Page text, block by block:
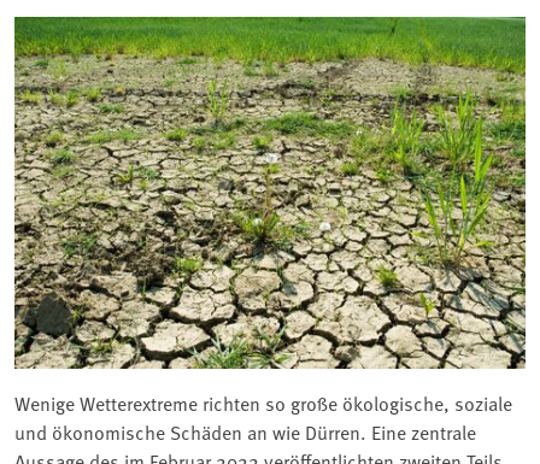
Wenige Wetterextreme richten so große ökologische, soziale
und ökonomische Schäden an wie Dürren. Eine zentrale